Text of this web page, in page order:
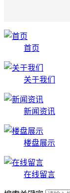
首页
关于我们
新闻资讯
楼盘展示
在线留言